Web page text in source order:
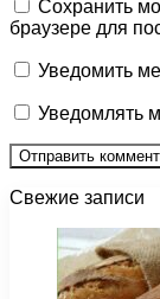
Сохранить
браузере для
Уведомить
Уведомлять
Свежие записи